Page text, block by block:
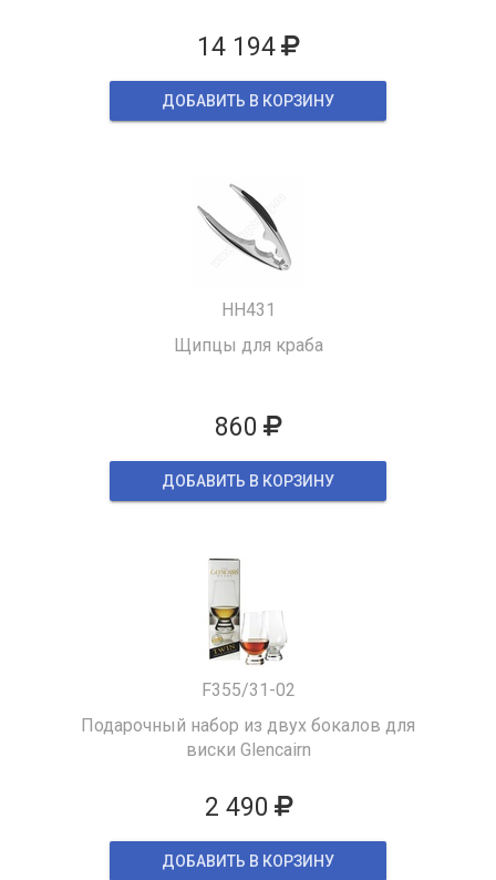
14 194
ДОБАВИТЬ В КОРЗИНУ
HH431
Щипцы для краба
860
ДОБАВИТЬ В КОРЗИНУ
F355/31-02
Подарочный набор из двух бокалов для
виски Glencairn
2 490
ДОБАВИТЬ В КОРЗИНУ